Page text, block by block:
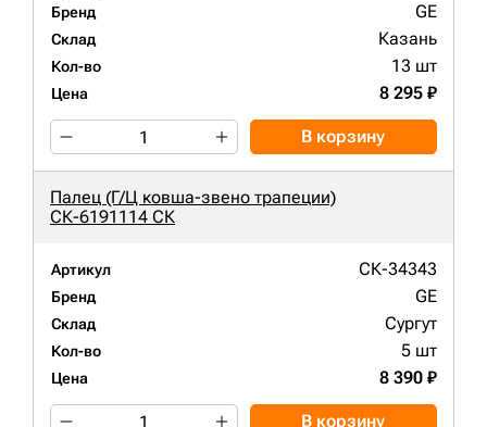
Бренд GE
Склад Казань
Кол-во 13 шт
Цена 8 295 ₽
В корзину
Палец (Г/Ц ковша-звено трапеции)
СК-6191114 СК
Артикул СК-34343
Бренд GE
Склад Сургут
Кол-во 5 шт
Цена 8 390 ₽
В корзину